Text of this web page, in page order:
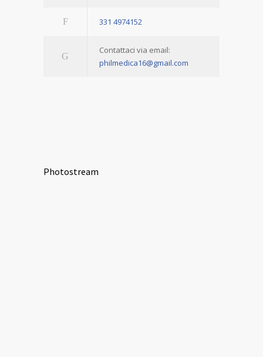
331 4974152
Contattaci via email:
philmedica16@gmail.com
Photostream